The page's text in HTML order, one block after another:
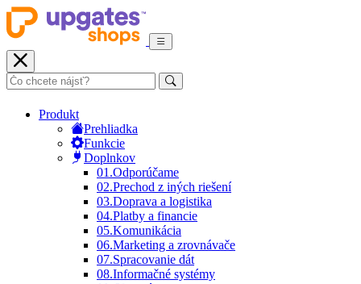
Produkt
Prehliadka
Funkcie
Doplnkov
01.Odporúčame
02.Prechod z iných riešení
03.Doprava a logistika
04.Platby a financie
05.Komunikácia
06.Marketing a zrovnávače
07.Spracovanie dát
08.Informačné systémy